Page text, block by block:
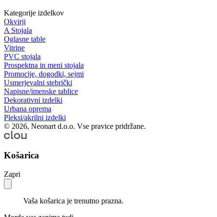
Kategorije izdelkov
Okvirji
A Stojala
Oglasne table
Vitrine
PVC stojala
Prospektna in meni stojala
Promocije, dogodki, sejmi
Usmerjevalni stebrički
Napisne/imenske tablice
Dekorativni izdelki
Urbana oprema
Pleksi/akrilni izdelki
© 2026, Neonart d.o.o. Vse pravice pridržane.
Košarica
Zapri
Vaša košarica je trenutno prazna.